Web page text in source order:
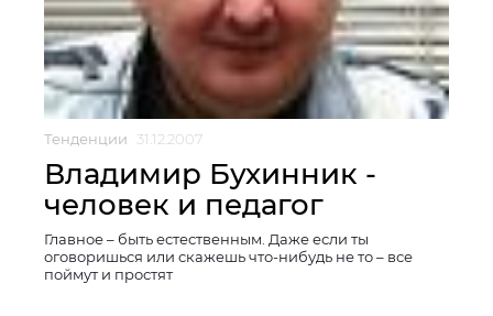
Тенденции 31.12.2007
Владимир Бухинник -
человек и педагог
Главное – быть естественным. Даже если ты
оговоришься или скажешь что-нибудь не то – все
поймут и простят